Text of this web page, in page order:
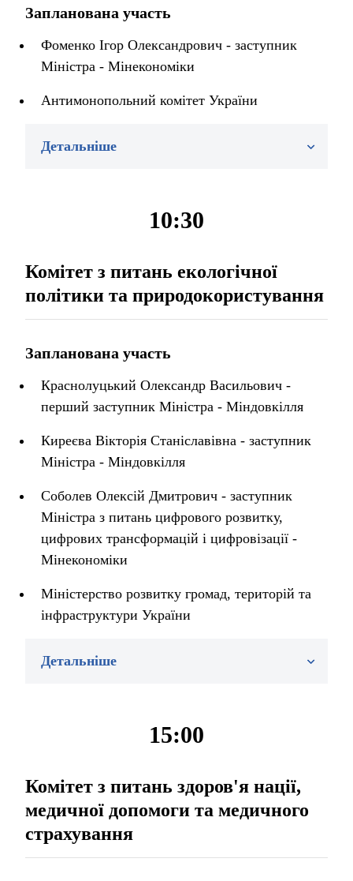
Запланована участь
Фоменко Ігор Олександрович - заступник
Міністра - Мінекономіки
Антимонопольний комітет України
Детальніше
10:30
Комітет з питань екологічної
політики та природокористування
Запланована участь
Краснолуцький Олександр Васильович -
перший заступник Міністра - Міндовкілля
Киреєва Вікторія Станіславівна - заступник
Міністра - Міндовкілля
Соболев Олексій Дмитрович - заступник
Міністра з питань цифрового розвитку,
цифрових трансформацій і цифровізації -
Мінекономіки
Міністерство розвитку громад, територій та
інфраструктури України
Детальніше
15:00
Комітет з питань здоров'я нації,
медичної допомоги та медичного
страхування